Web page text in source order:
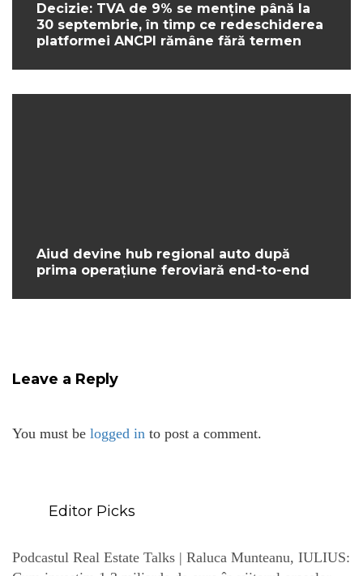
Decizie: TVA de 9% se menține până la
30 septembrie, în timp ce redeschiderea
platformei ANCPI rămâne fără termen
Aiud devine hub regional auto după
prima operațiune feroviară end-to-end
Leave a Reply
You must be logged in to post a comment.
Editor Picks
Podcastul Real Estate Talks | Raluca Munteanu, IULIUS: